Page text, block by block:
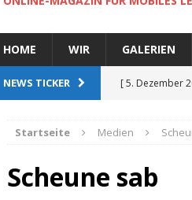
HOME WIR GALERIEN
NEWS TICKER [ 5. Dezember
erfolgreich
Startseite Medien
Scheune sab